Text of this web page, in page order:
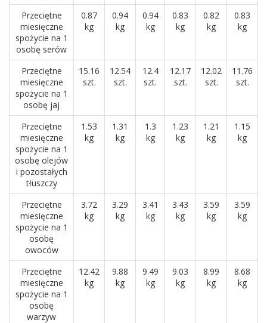
Przeciętne
miesięczne
spożycie na 1
osobę serów
0.87
kg
0.94
kg
0.94
kg
0.83
kg
0.82
kg
0.83
kg
Przeciętne
miesięczne
spożycie na 1
osobę jaj
15.16
szt.
12.54
szt.
12.4
szt.
12.17
szt.
12.02
szt.
11.76
szt.
Przeciętne
miesięczne
spożycie na 1
osobę olejów
i pozostałych
tłuszczy
1.53
kg
1.31
kg
1.3
kg
1.23
kg
1.21
kg
1.15
kg
Przeciętne
miesięczne
spożycie na 1
osobę
owoców
3.72
kg
3.29
kg
3.41
kg
3.43
kg
3.59
kg
3.59
kg
Przeciętne
miesięczne
spożycie na 1
osobę
warzyw
12.42
kg
9.88
kg
9.49
kg
9.03
kg
8.99
kg
8.68
kg